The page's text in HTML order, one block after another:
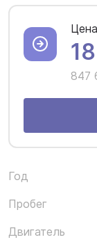
Год
Пробег
Двигатель
847